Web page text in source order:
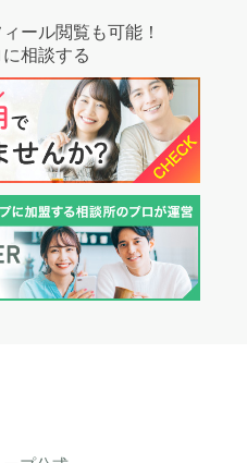
ール閲覧も可能！
相談する